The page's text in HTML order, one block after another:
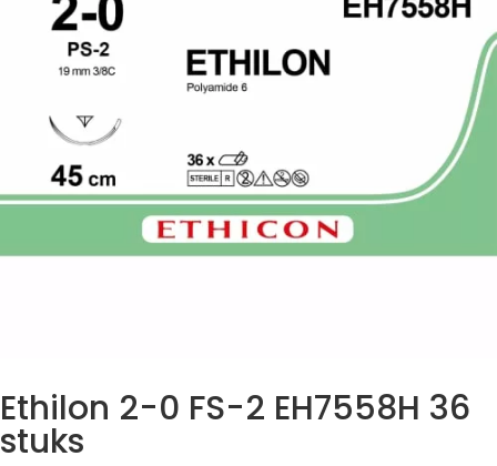
Ethilon 2-0 FS-2 EH7558H 36
stuks